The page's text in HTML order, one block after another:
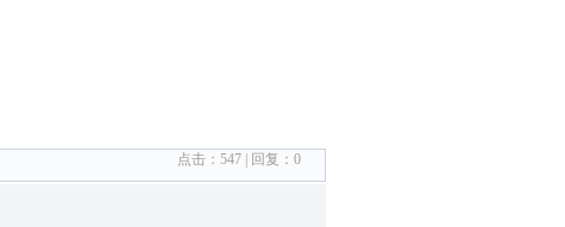
点击： 547 | 回复： 0